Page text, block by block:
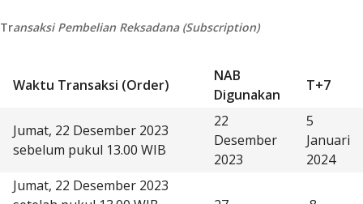
Transaksi Pembelian Reksadana (Subscription)
Waktu Transaksi (Order)
NAB
Digunakan
T+7
Jumat, 22 Desember 2023
sebelum pukul 13.00 WIB
22
Desember
2023
5
Januari
2024
Jumat, 22 Desember 2023